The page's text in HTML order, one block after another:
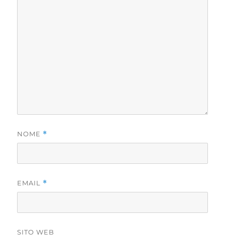
NOME *
EMAIL *
SITO WEB